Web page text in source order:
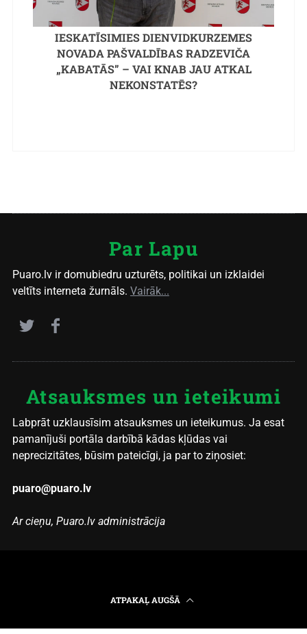
IESKATĪSIMIES DIENVIDKURZEMES
NOVADA PAŠVALDĪBAS RADZEVIČA
„KABATĀS” – VAI KNAB JAU ATKAL
NEKONSTATĒS?
Par Lapu
Puaro.lv ir domubiedru uzturēts, politikai un izklaidei
veltīts interneta žurnāls. Vairāk...
Atsauksmes un ieteikumi
Labprāt uzklausīsim atsauksmes un ieteikumus. Ja esat
pamanījuši portāla darbībā kādas kļūdas vai
neprecizitātes, būsim pateicīgi, ja par to ziņosiet:
puaro@puaro.lv
Ar cieņu, Puaro.lv administrācija
ATPAKAĻ AUGŠĀ